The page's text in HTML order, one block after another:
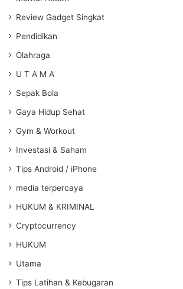
Review Gadget Singkat
Pendidikan
Olahraga
U T A M A
Sepak Bola
Gaya Hidup Sehat
Gym & Workout
Investasi & Saham
Tips Android / iPhone
media terpercaya
HUKUM & KRIMINAL
Cryptocurrency
HUKUM
Utama
Tips Latihan & Kebugaran